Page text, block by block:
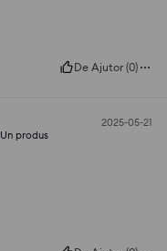
De Ajutor (0)
2025-05-21
Un produs